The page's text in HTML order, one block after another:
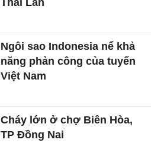
Thái Lan
Ngôi sao Indonesia nể khả
năng phản công của tuyển
Việt Nam
Cháy lớn ở chợ Biên Hòa,
TP Đồng Nai